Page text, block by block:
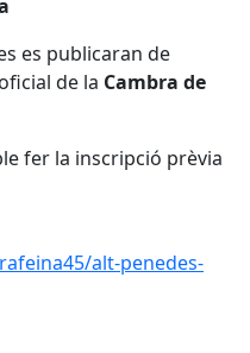
es publicaran de
de la Cambra de
fer la inscripció prèvia
alt-penedes-